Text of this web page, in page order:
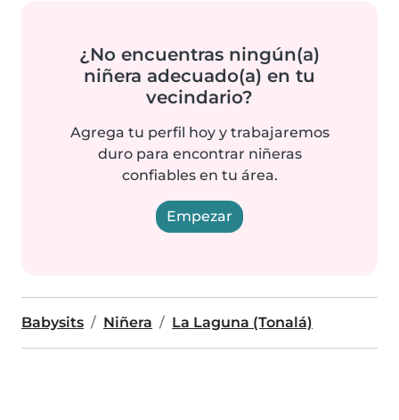
¿No encuentras ningún(a)
niñera adecuado(a) en tu
vecindario?
Agrega tu perfil hoy y trabajaremos
duro para encontrar niñeras
confiables en tu área.
Empezar
Babysits Niñera La Laguna (Tonalá)